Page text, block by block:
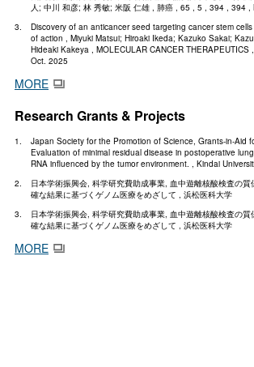
人; 中川 和彦; 林 秀敏; 米阪 仁雄 , 肺癌 , 65 , 5 , 394 , 394 ,
Discovery of an anticancer seed targeting cancer stem
of action , Miyuki Matsui; Hiroaki Ikeda; Kazuko Sakai;
Hideaki Kakeya , MOLECULAR CANCER
Oct. 2025
MORE
Research Grants & Projects
Japan Society for the Promotion of Science, Grants-in-Aid
Evaluation of minimal residual disease in postoperative
RNA influenced by the tumor environment. , Kindai
日本学術振興会, 科学研究費助成事業, 血中遊離核酸検査の
確な結果に基づくゲノム医療をめざして , 浜松医科大学
日本学術振興会, 科学研究費助成事業, 血中遊離核酸検査の
確な結果に基づくゲノム医療をめざして , 浜松医科大学
MORE